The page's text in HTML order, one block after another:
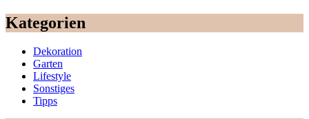
Kategorien
Dekoration
Garten
Lifestyle
Sonstiges
Tipps